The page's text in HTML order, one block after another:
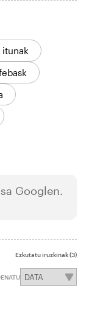
itunak
Googlen.
Ezkutatu iruzkinak(3)